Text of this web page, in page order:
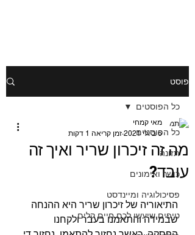
פוסט
כל הפוסטים
תזונה
כושר ואימונים
פסיכולוגיה ומיינדסט
טיפים שיעשו לכם חיים קלים
כל הפוסטים
מה זה זיכרון שריר ואיך זה
עובד?
מאי קמחי
6 ביולי 2021
זמן קריאה 1 דקות
התיאוריה של זיכרון שריר היא ההנחה
שבמידה והתאמנו בעבר ולקחנו